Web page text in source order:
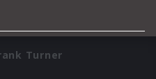
Turner